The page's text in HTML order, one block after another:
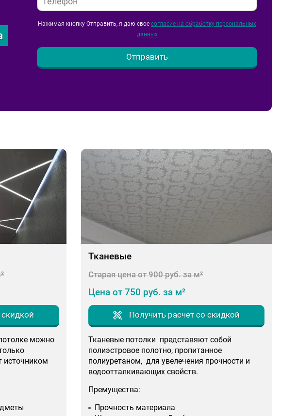
Нажимая кнопку Отправить, я даю свое согласие на обработку персональных
данных
Отправить
скидкой
можно
источником
Тканевые
Старая цена от 900 руб. за м²
Цена от 750 руб. за м²
Получить расчет со скидкой
Тканевые потолки представяют собой
полиэстровое полотно, пропитанное
полиуретаном, для увелечения прочности и
водоотталкивающих свойств.
Премущества:
Прочность материала